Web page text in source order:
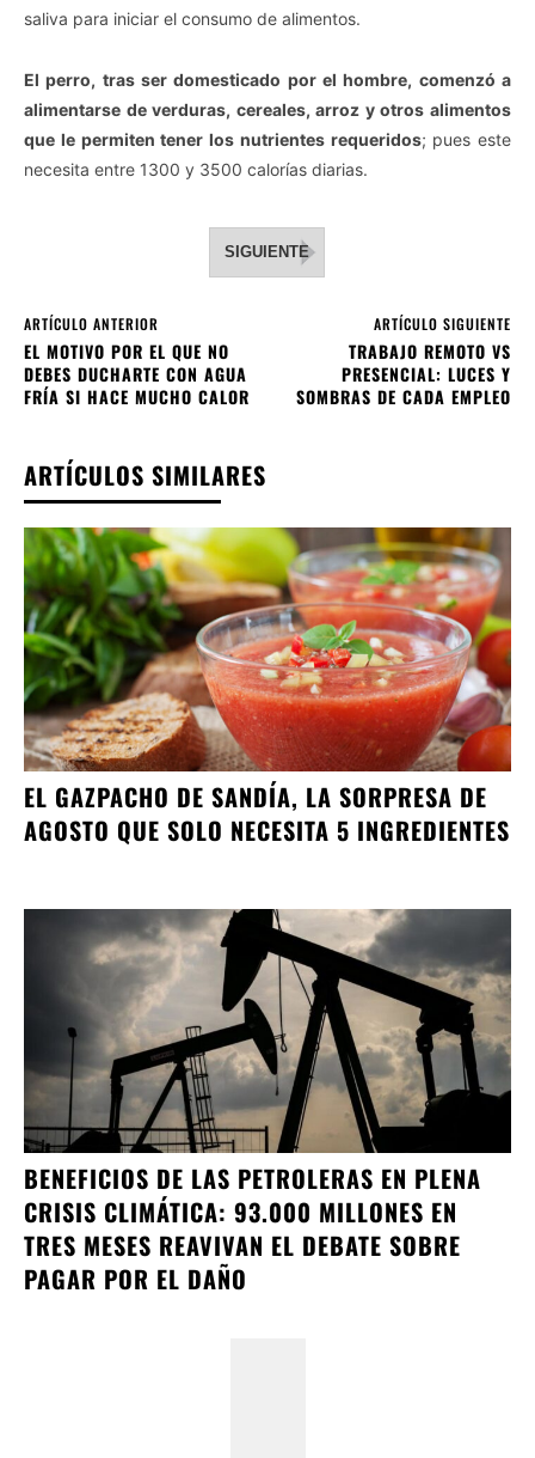
saliva para iniciar el consumo de alimentos.
El perro, tras ser domesticado por el hombre, comenzó a
alimentarse de verduras, cereales, arroz y otros alimentos
que le permiten tener los nutrientes requeridos; pues este
necesita entre 1300 y 3500 calorías diarias.
SIGUIENTE
ARTÍCULO ANTERIOR
EL MOTIVO POR EL QUE NO
DEBES DUCHARTE CON AGUA
FRÍA SI HACE MUCHO CALOR
ARTÍCULO SIGUIENTE
TRABAJO REMOTO VS
PRESENCIAL: LUCES Y
SOMBRAS DE CADA EMPLEO
ARTÍCULOS SIMILARES
EL GAZPACHO DE SANDÍA, LA SORPRESA DE
AGOSTO QUE SOLO NECESITA 5 INGREDIENTES
BENEFICIOS DE LAS PETROLERAS EN PLENA
CRISIS CLIMÁTICA: 93.000 MILLONES EN
TRES MESES REAVIVAN EL DEBATE SOBRE
PAGAR POR EL DAÑO